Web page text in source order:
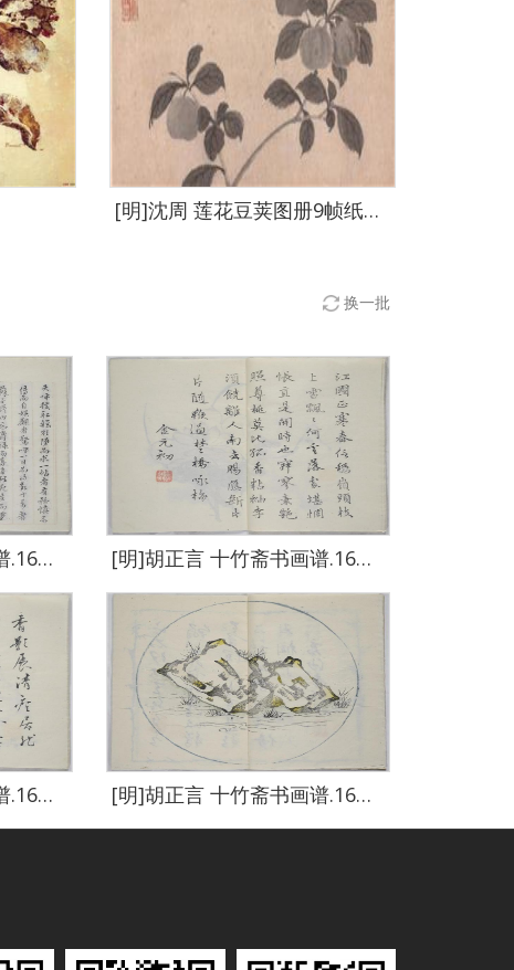
[明]沈周 莲花豆荚图册9帧纸本-005-54x30cm
换一批
[明]胡正言 十竹斋书画谱.16册.清嘉庆22年芥子园重刊胡氏彩色套-0313 [明]胡正言 十竹斋书画谱.16册.清嘉庆22年芥子园重刊胡氏彩色套-0314
[明]胡正言 十竹斋书画谱.16册.清嘉庆22年芥子园重刊胡氏彩色套-0317 [明]胡正言 十竹斋书画谱.16册.清嘉庆22年芥子园重刊胡氏彩色套-0318